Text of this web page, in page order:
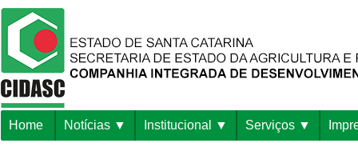
Home Notícias Institucional Serviços